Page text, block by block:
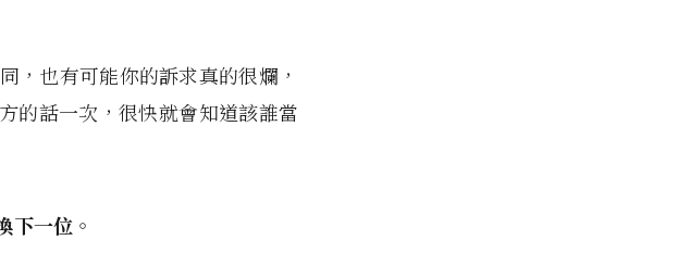
，也有可能你的訴求真的很爛，
的話一次，很快就會知道該誰當
下一位 。